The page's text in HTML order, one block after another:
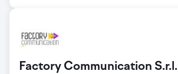
Factory Communication S.r.l.